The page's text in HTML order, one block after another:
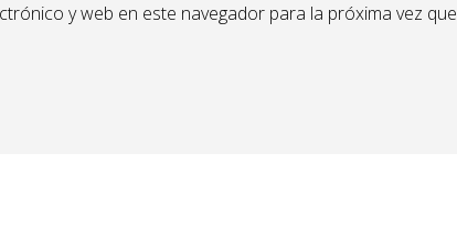
y web en este navegador para la próxima vez que